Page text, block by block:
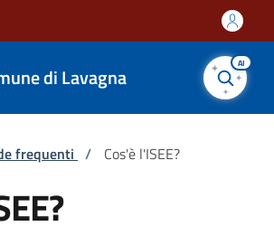
di Lavagna
AI
pane
frequenti / Cos'è l'ISEE?